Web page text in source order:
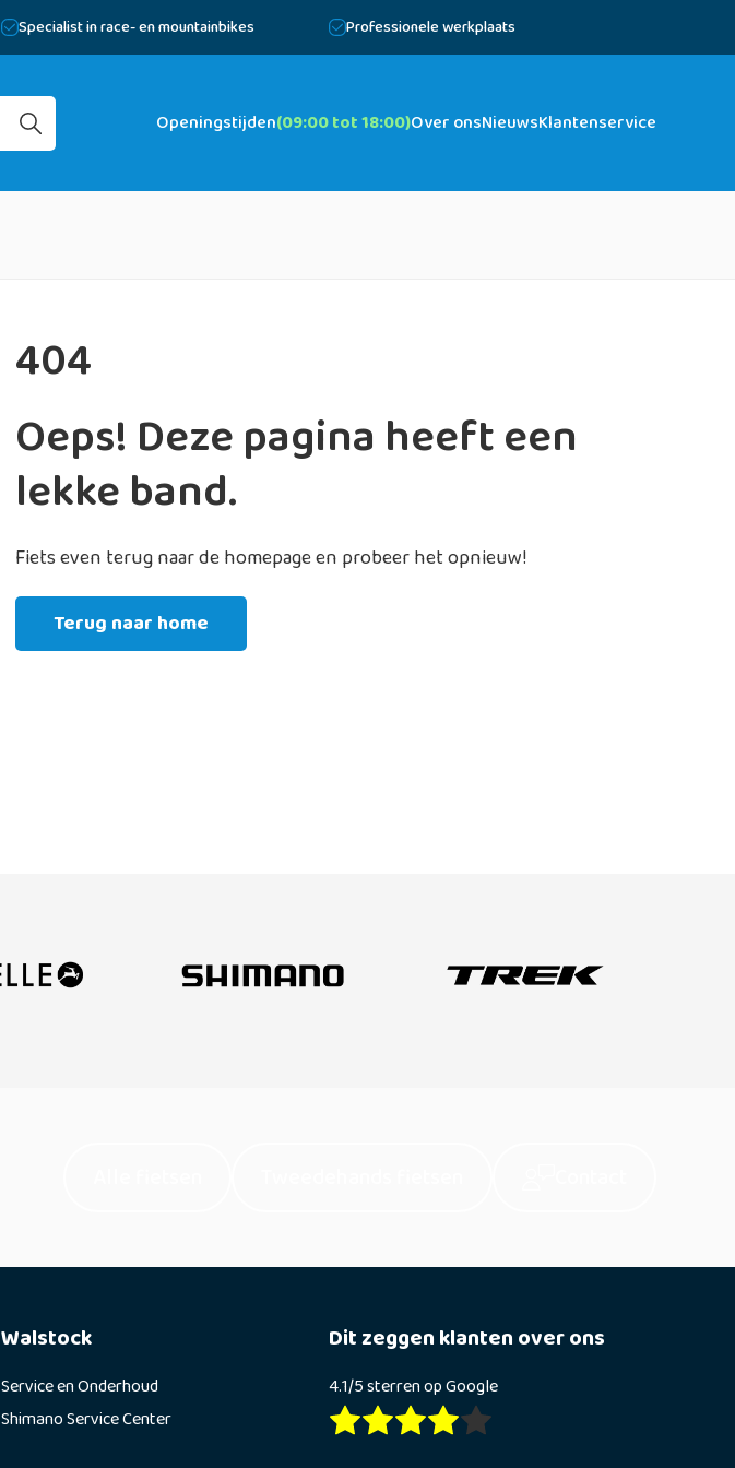
Specialist in race- en mountainbikes Professionele werkplaats
Openingstijden(09:00 tot 18:00)Over onsNieuwsKlantenservice
404
Oeps! Deze pagina heeft een
lekke band.
Fiets even terug naar de homepage en probeer het opnieuw!
Terug naar home
Walstock
Service en Onderhoud
Shimano Service Center
Dit zeggen klanten over ons
4.1/5 sterren op Google